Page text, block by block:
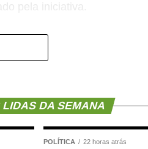
pela iniciativa.
a população cuiabana e
mais antigo do
de cadastro de
funções como técnico
LIDAS DA SEMANA
POLÍTICA 22 horas atrás